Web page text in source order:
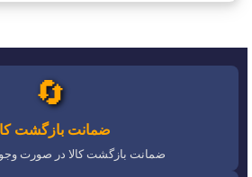
🔄
ضمانت بازگشت
ضمانت بازگشت کالا در صورت